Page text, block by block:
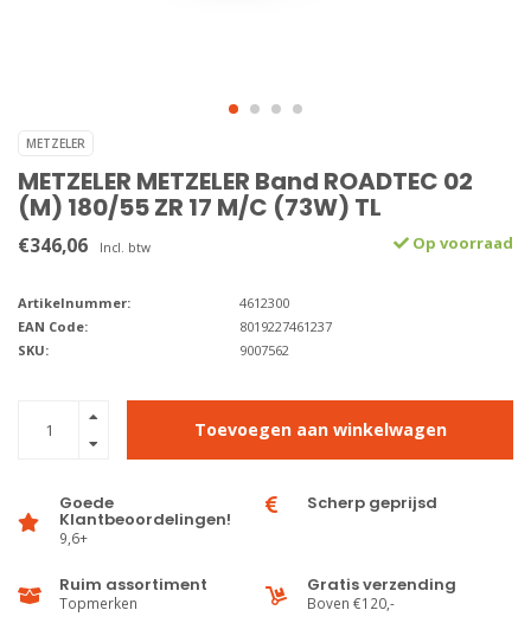
METZELER
METZELER METZELER Band ROADTEC 02
(M) 180/55 ZR 17 M/C (73W) TL
€346,06 Incl. btw Op voorraad
Artikelnummer:
4612300
EAN Code:
8019227461237
SKU:
9007562
Toevoegen aan winkelwagen
Goede
Klantbeoordelingen!
9,6+
Scherp geprijsd
Ruim assortiment
Topmerken
Gratis verzending
Boven €120,-